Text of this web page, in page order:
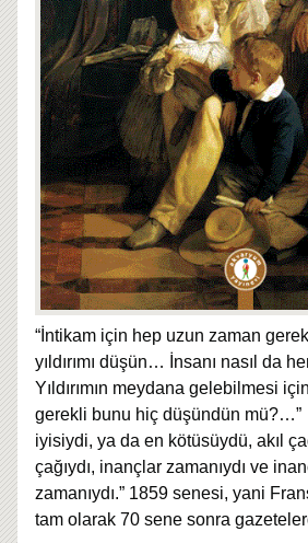
“İntikam için hep uzun zaman
yıldırımı düşün… İnsanı nasıl da
Yıldırımın meydana gelebilmesi
gerekli bunu hiç düşündün mü?…”
iyisiydi, ya da en kötüsüydü, akıl
çağıydı, inançlar zamanıydı ve
zamanıydı.” 1859 senesi, yani
tam olarak 70 sene sonra